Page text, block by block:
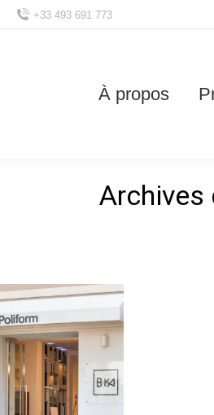
+33 493 691 773
À propos
Archives